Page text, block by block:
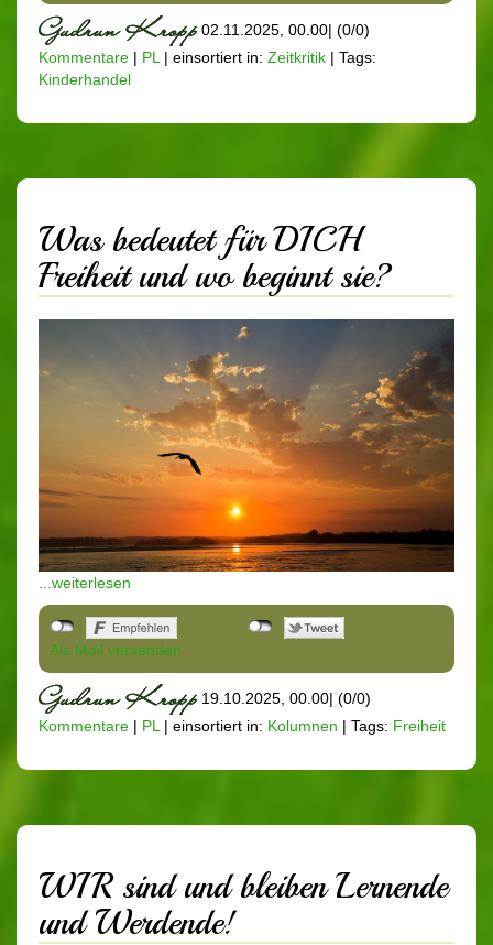
02.11.2025, 00.00| (0/0)
Kommentare | PL | einsortiert in: Zeitkritik | Tags:
Kinderhandel
Was bedeutet für DICH
Freiheit und wo beginnt sie?
...weiterlesen
Als Mail versenden
19.10.2025, 00.00| (0/0)
Kommentare | PL | einsortiert in: Kolumnen | Tags: Freiheit
WIR sind und bleiben Lernende
und Werdende!